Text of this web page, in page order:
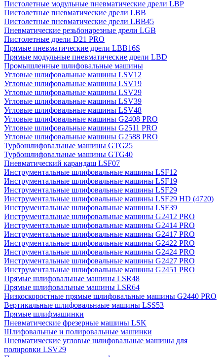
Пистолетные модульные пневматические дрели LBP
Пистолетные пневматические дрели LBB
Пистолетные пневматические дрели LBB45
Пневматические резьбонарезные дрели LGB
Пистолетные дрели D21 PRO
Прямые пневматические дрели LBB16S
Прямые модульные пневматические дрели LBD
Промышленные шлифовальные машины
Угловые шлифовальные машины LSV12
Угловые шлифовальные машины LSV19
Угловые шлифовальные машины LSV29
Угловые шлифовальные машины LSV39
Угловые шлифовальные машины LSV48
Угловые шлифовальные машины G2408 PRO
Угловые шлифовальные машины G2511 PRO
Угловые шлифовальные машины G2588 PRO
Турбошлифовальные машины GTG25
Турбошлифовальные машины GTG40
Пневматический карандаш LSF07
Инструментальные шлифовальные машины LSF12
Инструментальные шлифовальные машины LSF19
Инструментальные шлифовальные машины LSF29
Инструментальные шлифовальные машины LSF29 HD (4720)
Инструментальные шлифовальные машины LSF39
Инструментальные шлифовальные машины G2412 PRO
Инструментальные шлифовальные машины G2414 PRO
Инструментальные шлифовальные машины G2417 PRO
Инструментальные шлифовальные машины G2422 PRO
Инструментальные шлифовальные машины G2424 PRO
Инструментальные шлифовальные машины G2427 PRO
Инструментальные шлифовальные машины G2451 PRO
Прямые шлифовальные машины LSR48
Прямые шлифовальные машины LSR64
Низкоскоростные прямые шлифовальные машины G2440 PRO
Вертикальные шлифовальнаые машины LSS53
Прямые шлифмашинки
Пневматические фрезерные машины LSK
Шлифовальные и полировальные машинки
Пневматические угловые шлифовальные машины для
полировки LSV29